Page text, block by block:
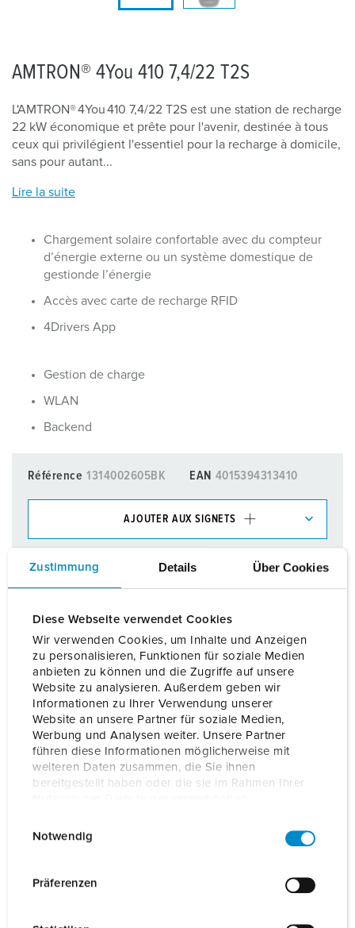
Zustimmung Details Über Cookies
Diese Webseite verwendet Cookies
Wir verwenden Cookies, um Inhalte und Anzeigen
zu personalisieren, Funktionen für soziale Medien
anbieten zu können und die Zugriffe auf unsere
Website zu analysieren. Außerdem geben wir
Informationen zu Ihrer Verwendung unserer
Website an unsere Partner für soziale Medien,
Werbung und Analysen weiter. Unsere Partner
führen diese Informationen möglicherweise mit
weiteren Daten zusammen, die Sie ihnen
bereitgestellt haben oder die sie im Rahmen Ihrer
Notwendig
Präferenzen
AMTRON® 4You 410 7,4/22 T2S
L'AMTRON® 4You 410 7,4/22 T2S est une station de recharge
22 kW économique et prête pour l'avenir, destinée à tous
ceux qui privilégient l'essentiel pour la recharge à domicile,
sans pour autant...
Lire la suite
Chargement solaire confortable avec du compteur
d’énergie externe ou un système domestique de
gestionde l’énergie
Accès avec carte de recharge RFID
4Drivers App
Gestion de charge
WLAN
Backend
Référence 1314002605BK EAN 4015394313410
AJOUTER AUX SIGNETS
nos produits dans différentes listes.
CRÉER UNE NOUVELLE LISTE
Details
Données générales
Données électriques
Données mécaniques